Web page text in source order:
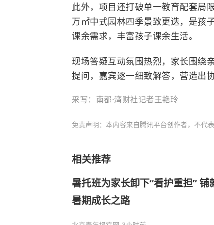
此外，项目还打破单一教育配套局
万㎡中式园林四季景致更迭，是孩
课余需求，丰富孩子课余生活。
现场答疑互动氛围热烈，家长围绕
提问，嘉宾逐一细致解答，营造出
采写：南都·湾财社记者王艳玲
免责声明：本内容来自腾讯平台创作者，不代
相关推荐
暑托班为家长卸下“看护重担” 铺
暑期成长之路